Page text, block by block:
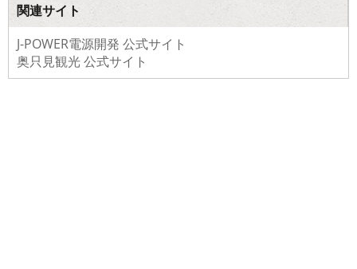
関連サイト
J-POWER電源開発 公式サイト
奥只見観光 公式サイト